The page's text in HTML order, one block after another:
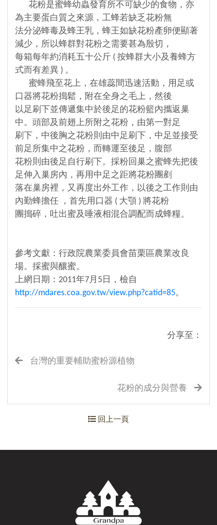
花粉是蜜蜂幼蟲發育所不可缺少的食物，亦
為主要蛋白質之來源，工蜂若缺乏花粉無
法分泌蜂毒及蜂王乳，蜂王如缺花粉產卵便顯著
減少，所以蜂群對花粉之需要甚為殷切，
每箱每年約消耗五十公斤 ( 按蜂群大小及養蜂方
式而有差異 ) 。
蜜蜂飛至花上，在雄蕊間迅速活動，用足或
口器將花粉搗鬆，附在全身之毛上，然後
以足刷下並傳遞集中於後足的花粉籃內攜返巢
中。頭部及前翅上所附之花粉，由第一對足
刷下，中後胸之花粉則由中足刷下，中足並接受
前足所集中之花粉，而轉運至後足，腹部
花粉則由後足自行刷下。採粉回巢之蜜蜂先把後
足伸入巢房內，再用中足之距將花粉團剷
落在巢房裡，又再度出外工作，以後之工作則由
內勤蜂擔任 ，首先用口器 ( 大顎 ) 將花粉
團搗碎，吐出蜜及唾液相混合調配而成蜂糧。
參考文獻：行政院農業委員會苗栗區農業改良
場。採蜜與釀蜜。
上網日期：2011年7月5日，檢自
http://mdares.coa.gov.tw/view.php?catid=85。
分享至：
台灣的重要輔助蜜粉源植物
花粉的成分與營養
回上一頁